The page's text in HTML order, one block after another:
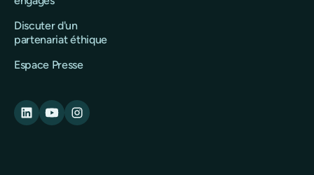
Discuter d'un
partenariat éthique
Espace Presse